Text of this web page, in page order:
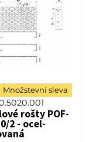
Množstevní sleva
rošty POF-
2 - ocel-